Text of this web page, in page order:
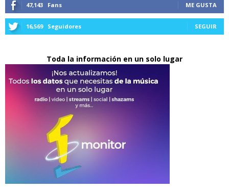
47,143 Fans ME GUSTA
16,569 Seguidores SEGUIR
Toda la información en un solo lugar